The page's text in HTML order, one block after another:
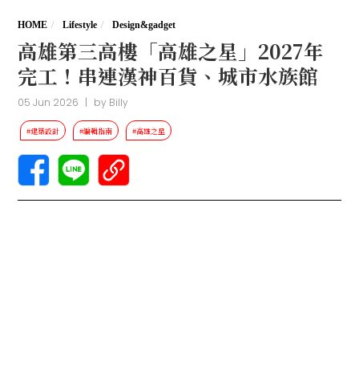
HOME Lifestyle Design&gadget
高雄第三高樓「高雄之星」2027年
完工！串連漢神百貨、城市水族館
05 Jun 2026 | by Billy
#建築設計 #編輯指南 #高雄之星